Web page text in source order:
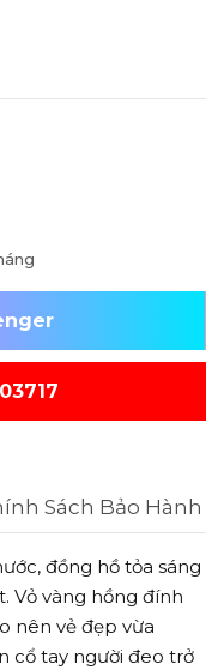
Sách Bảo Hành
đồng hồ tỏa sáng
Vỏ vàng hồng đính
nên vẻ đẹp vừa
cổ tay người đeo trở